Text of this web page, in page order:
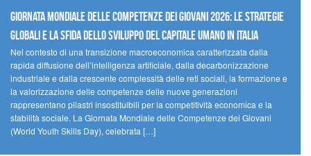
GIORNATA MONDIALE DELLE COMPETENZE DEI GIOVANI 2026: LE STRATEGIE
GLOBALI E LA SFIDA DELLO SVILUPPO DEL CAPITALE UMANO IN ITALIA
Nel contesto di una transizione macroeconomica caratterizzata dalla
rapida diffusione dell’intelligenza artificiale, dalla decarbonizzazione
industriale e dalla crescente complessità delle reti sociali, la formazione e
la valorizzazione delle competenze delle nuove generazioni
rappresentano pilastri insostituibili per la competitività economica e la
stabilità sociale. La Giornata Mondiale delle Competenze dei Giovani
(World Youth Skills Day), celebrata […]